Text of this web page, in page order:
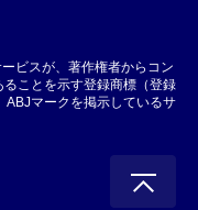
ビスが、著作権者からコン
ことを示す登録商標（登録
マークを掲示しているサ